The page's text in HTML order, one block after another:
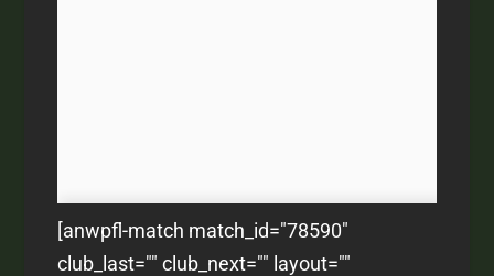
[anwpfl-match match_id="78590"
club_last="" club_next="" layout=""